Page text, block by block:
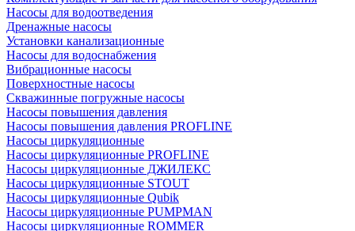
Насосы для водоотведения
Дренажные насосы
Установки канализационные
Насосы для водоснабжения
Вибрационные насосы
Поверхностные насосы
Скважинные погружные насосы
Насосы повышения давления
Насосы повышения давления PROFLINE
Насосы циркуляционные
Насосы циркуляционные PROFLINE
Насосы циркуляционные ДЖИЛЕКС
Насосы циркуляционные STOUT
Насосы циркуляционные Qubik
Насосы циркуляционные PUMPMAN
Насосы циркуляционные ROMMER